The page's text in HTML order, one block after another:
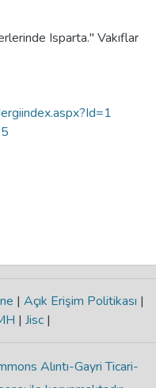
Isparta." Vakıflar
| Açık Erişim Politikası |
| Jisc |
Alıntı-Gayri Ticari-